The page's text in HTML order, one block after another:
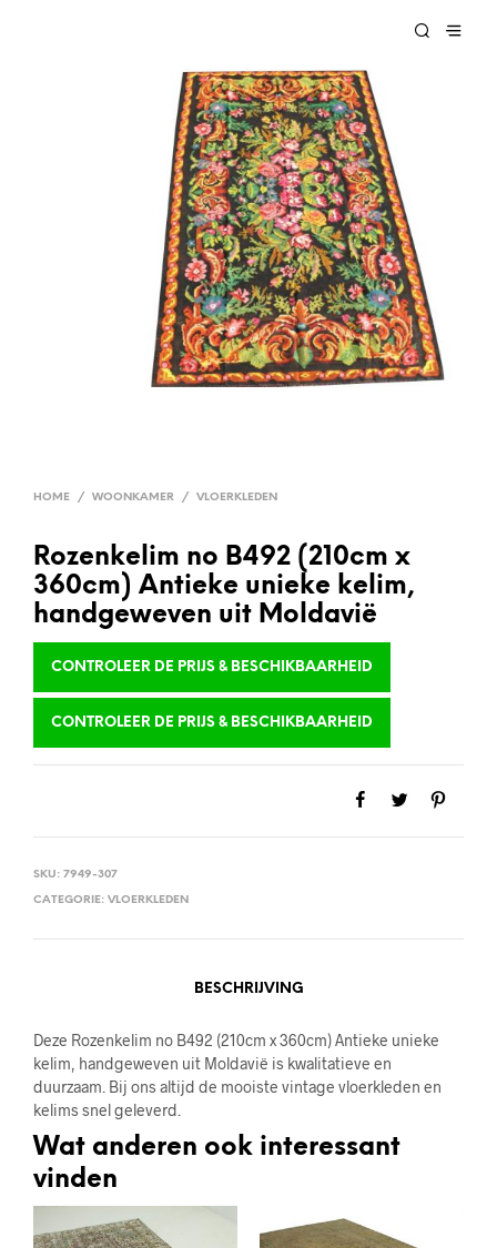
HOME / WOONKAMER / VLOERKLEDEN
Rozenkelim no B492 (210cm x
360cm) Antieke unieke kelim,
handgeweven uit Moldavië
CONTROLEER DE PRIJS & BESCHIKBAARHEID
CONTROLEER DE PRIJS & BESCHIKBAARHEID
SKU: 7949-307
CATEGORIE: VLOERKLEDEN
BESCHRIJVING
Deze Rozenkelim no B492 (210cm x 360cm) Antieke unieke
kelim, handgeweven uit Moldavië is kwalitatieve en
duurzaam. Bij ons altijd de mooiste vintage vloerkleden en
kelims snel geleverd.
Wat anderen ook interessant
vinden